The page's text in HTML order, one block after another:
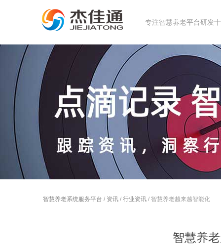
专注智慧养老平台研发
智慧养老系统服务平台 / 资讯 / 行业资讯 / 智慧养老越来越智能化
智慧养